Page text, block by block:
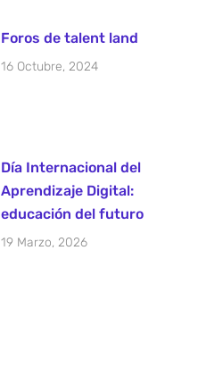
Foros de talent land
16 Octubre, 2024
Día Internacional del
Aprendizaje Digital:
educación del futuro
19 Marzo, 2026